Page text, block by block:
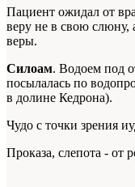
Пациент ожидал от
веру не в свою слюну,
веры.
Силоам. Водоем под
посылалась по
в долине Кедрона).
Чудо с точки зрения
Проказа, слепота - от